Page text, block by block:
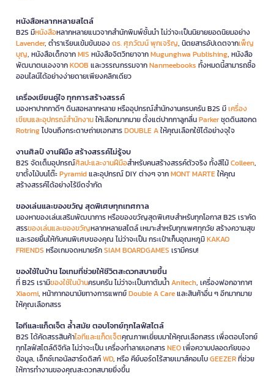
หนังสือหลากหลายสไตล์
B2S มีหนังสือหลากหลายแนวจากสำนักพิมพ์ชั้นนำ ไม่ว่าจะเป็นนิยายยอดนิยมอย่าง
Lavender, ตำราเรียนเข้มข้นของดร. ศุภวัฒน์ พุกเจริญ, นิตยสารอัปเดตจากเพ็ญ
บุญ, หนังสือเด็กจากMIS หนังสือจิตวิทยาจากMugunghwa Publishing, หนังสือ
พัฒนาตนเองจากKOOB และวรรณกรรมจากNanmeebooks ทั้งหมดนี้สามารถซื้อ
ออนไลน์ได้อย่างง่ายดายเพียงคลิกเดียว
เครื่องเขียนคู่ใจ ทุกการสร้างสรรค์
มองหาปากกาดีๆ ดินสอหลากหลาย หรืออุปกรณ์สำนักงานครบครัน B2S มีเครื่อง
เขียนและอุปกรณ์สำนักงานให้เลือกมากมาย ตั้งแต่ปากกาลูกลื่นParkerชุดดินสอกด
Rotringไปจนถึงกระดาษถ่ายเอกสารDOUBLE Aให้คุณเลือกใช้ได้อย่างจุใจ
งานศิลป์ งานฝีมือ สร้างสรรค์ไม่รู้จบ
B2S จัดเต็มอุปกรณ์ศิลปะและงานฝีมือสำหรับคนสร้างสรรค์ตัวจริง ทั้งสีไม้Colleen,
ขาตั้งไม้บนโต๊ะPyramidและอุปกรณ์ DIY ต่างๆ จากMONT MARTEให้คุณ
สร้างสรรค์ได้อย่างไร้ขีดจำกัด
ของเล่นและของขวัญ สุดพิเศษทุกเทศกาล
มองหาของเล่นเสริมพัฒนาการ หรือของขวัญสุดพิเศษสำหรับทุกโอกาส B2S เราคัด
สรรของเล่นและของขวัญหลากหลายสไตล์ เหมาะสำหรับทุกเพศทุกวัย สร้างความสุข
และรอยยิ้มให้กับคนพิเศษของคุณ ไม่ว่าจะเป็น กระเป๋าเก็บอุณหภูมิKAKAO
FRIENDS หรือเกมจดหมายรักSIAM BOARDGAMES เรามีครบ!
ของใช้ในบ้าน ไอเทมที่ช่วยให้ชีวิตสะดวกสบายขึ้น
ที่ B2S เรามีของใช้ในบ้านครบครัน ไม่ว่าจะเป็นกาต้มน้ำAnitech, เครื่องฟอกอากาศ
Xiaomi, หน้ากากอนามัยทางการแพทย์Double A Careและสินค้าอื่น ๆ อีกมากมาย
ให้คุณเลือกสรร
ไอทีและแก็ดเจ็ต ล้ำสมัย ตอบโจทย์ทุกไลฟ์สไตล์
B2S ได้คัดสรรสินค้าไอทีและแก็ดเจ็ตคุณภาพเยี่ยมมาให้คุณเลือกสรร เพื่อตอบโจทย์
ทุกไลฟ์สไตล์ดิจิทัล ไม่ว่าจะเป็น เครื่องทำลายเอกสารNEOเพื่อความปลอดภัยของ
ข้อมูล, เอ็กซ์เทอนัลฮาร์ดดิสก์WD, หรือ คีย์บอร์ดไร้สายเมาส์คอมโบGEEZERที่ช่วย
ให้การทำงานของคุณสะดวกสบายยิ่งขึ้น